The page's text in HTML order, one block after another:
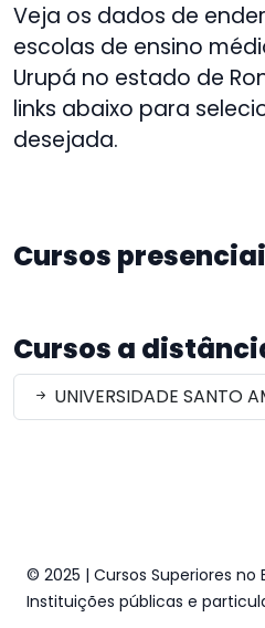
Veja os dados de
escolas de ensino
Urupá no estado de
links abaixo para
desejada.
Cursos
Cursos a
UNIVERSIDADE SANTO
© 2025 | Cursos Superiores no
Instituições públicas e